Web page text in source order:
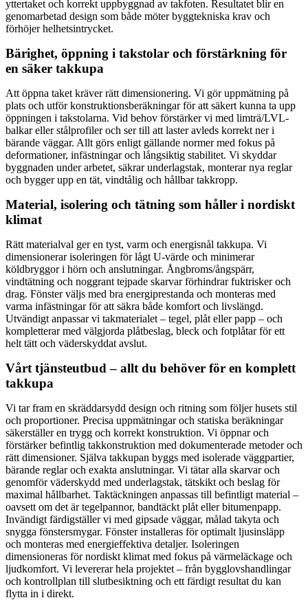
yttertaket och korrekt uppbyggnad av takfoten. Resultatet blir en
genomarbetad design som både möter byggtekniska krav och
förhöjer helhetsintrycket.
Bärighet, öppning i takstolar och förstärkning för
en säker takkupa
Att öppna taket kräver rätt dimensionering. Vi gör uppmätning på
plats och utför konstruktionsberäkningar för att säkert kunna ta upp
öppningen i takstolarna. Vid behov förstärker vi med limträ/LVL-
balkar eller stålprofiler och ser till att laster avleds korrekt ner i
bärande väggar. Allt görs enligt gällande normer med fokus på
deformationer, infästningar och långsiktig stabilitet. Vi skyddar
byggnaden under arbetet, säkrar underlagstak, monterar nya reglar
och bygger upp en tät, vindtålig och hållbar takkropp.
Material, isolering och tätning som håller i nordiskt
klimat
Rätt materialval ger en tyst, varm och energisnål takkupa. Vi
dimensionerar isoleringen för lågt U-värde och minimerar
köldbryggor i hörn och anslutningar. Ångbroms/ångspärr,
vindtätning och noggrant tejpade skarvar förhindrar fuktrisker och
drag. Fönster väljs med bra energiprestanda och monteras med
varma infästningar för att säkra både komfort och livslängd.
Utvändigt anpassar vi takmaterialet – tegel, plåt eller papp – och
kompletterar med välgjorda plåtbeslag, bleck och fotplåtar för ett
helt tätt och väderskyddat avslut.
Vårt tjänsteutbud – allt du behöver för en komplett
takkupa
Vi tar fram en skräddarsydd design och ritning som följer husets stil
och proportioner. Precisa uppmätningar och statiska beräkningar
säkerställer en trygg och korrekt konstruktion. Vi öppnar och
förstärker befintlig takkonstruktion med dokumenterade metoder och
rätt dimensioner. Själva takkupan byggs med isolerade väggpartier,
bärande reglar och exakta anslutningar. Vi tätar alla skarvar och
genomför väderskydd med underlagstak, tätskikt och beslag för
maximal hållbarhet. Taktäckningen anpassas till befintligt material –
oavsett om det är tegelpannor, bandtäckt plåt eller bitumenpapp.
Invändigt färdigställer vi med gipsade väggar, målad takyta och
snygga fönstersmygar. Fönster installeras för optimalt ljusinsläpp
och monteras med energieffektiva detaljer. Isoleringen
dimensioneras för nordiskt klimat med fokus på värmeläckage och
ljudkomfort. Vi levererar hela projektet – från bygglovshandlingar
och kontrollplan till slutbesiktning och ett färdigt resultat du kan
flytta in i direkt.